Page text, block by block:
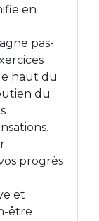
en
pas-
haut du
du
progrès
et
être